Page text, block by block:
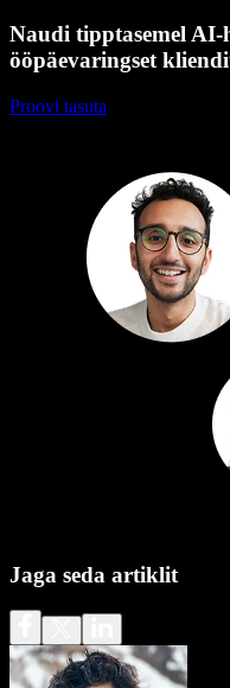
Naudi tipptasemel
ööpäevaringset
Proovi tasuta
Jaga seda artiklit